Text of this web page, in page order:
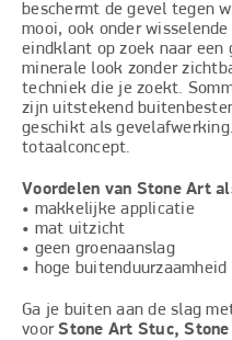
beschermt de gevel tegen
mooi, ook onder
eindklant op zoek naar een
minerale look zonder
techniek die je zoekt.
zijn uitstekend
geschikt als
totaalconcept.
Voordelen van Stone Art
• makkelijke applicatie
• mat uitzicht
• geen groenaanslag
• hoge buitenduurzaamheid
Ga je buiten aan de slag
voorStone Art Stuc,